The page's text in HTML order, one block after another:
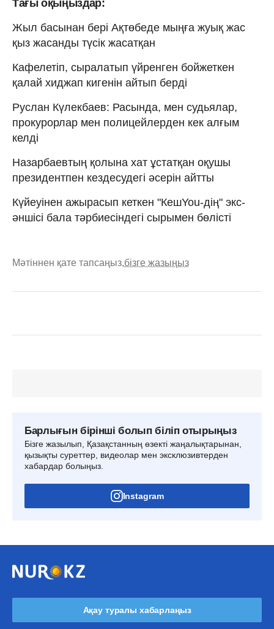
Тағы оқыңыздар:
Жыл басынан бері Ақтөбеде мыңға жуық жас
қыз жасанды түсік жасатқан
Кафелетіп, сыралатып үйренген бойжеткен
қалай хиджап кигенін айтып берді
Руслан Күлекбаев: Расында, мен судьялар,
прокурорлар мен полицейлерден кек алғым
келді
Назарбаевтың қолына хат ұстатқан оқушы
президентпен кездесудегі әсерін айтты
Күйеуінен ажырасып кеткен "КешYou-дің" экс-
әншісі бала тәрбиесіндегі сырымен бөлісті
Мәтіннен қате тапсаңыз,бізге жазыңыз
Барлығын бірінші болып біліп отырыңыз
Бізге жазылып, Қазақстанның өзекті жаңалықтарынан,
қызықты суреттер, видеолар мен эксклюзивтерден
хабардар болыңыз.
Instagram
Ақау туралы хабарлаңыз